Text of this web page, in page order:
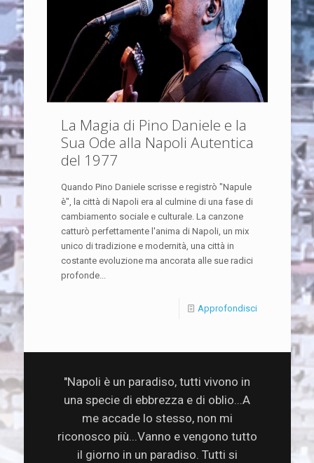
La Magia di Pino Daniele e la
Sua Ode alla Napoli Autentica
del 1977
Quando Pino Daniele scrisse e registrò "Napule
è", la città di Napoli era al culmine di una fase di
cambiamento sociale e culturale. La canzone
catturò perfettamente l'anima di Napoli, un mix
unico di tradizione e modernità, una città in
costante evoluzione ma ancorata alle sue radici
profonde...
Approfondisci
"Napoli è un paradiso, tutti vivono in
una specie di ebbrezza e di oblio...A
me accade lo stesso, non mi
riconosco più...Vanno e vengono tutto
il giorno in un paradiso. Tutti si